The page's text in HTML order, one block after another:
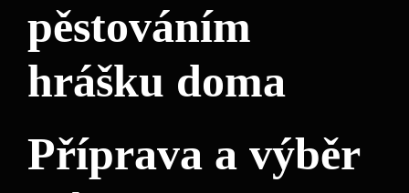
pěstováním
hrášku doma
Příprava a výběr